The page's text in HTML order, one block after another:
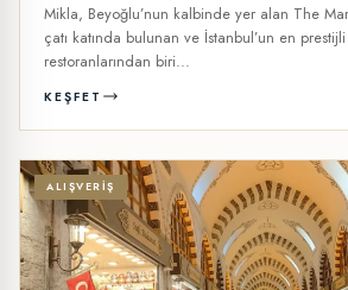
Mikla, Beyoğlu’nun kalbinde yer alan The
çatı katında bulunan ve İstanbul’un en
restoranlarından biri...
KEŞFET
ALIŞVERIŞ